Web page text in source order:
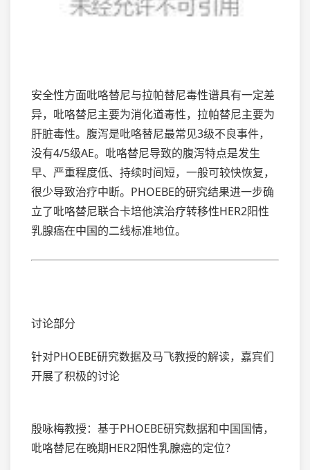
安全性方面吡咯替尼与拉帕替尼毒性谱具有一定差
异，吡咯替尼主要为消化道毒性，拉帕替尼主要为
肝脏毒性。腹泻是吡咯替尼最常见3级不良事件，
没有4/5级AE。吡咯替尼导致的腹泻特点是发生
早、严重程度低、持续时间短，一般可较快恢复，
很少导致治疗中断。PHOEBE的研究结果进一步确
立了吡咯替尼联合卡培他滨治疗转移性HER2阳性
乳腺癌在中国的二线标准地位。
讨论部分
针对PHOEBE研究数据及马飞教授的解读，嘉宾们
开展了积极的讨论
殷咏梅教授：基于PHOEBE研究数据和中国国情，
吡咯替尼在晚期HER2阳性乳腺癌的定位？